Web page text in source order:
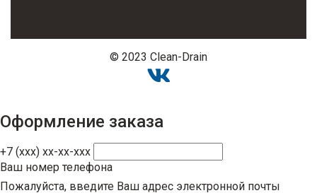
© 2023 Clean-Drain
Оформление заказа
+7 (xxx) xx-xx-xxx
Ваш номер телефона
Пожалуйста, введите Ваш адрес электронной почты